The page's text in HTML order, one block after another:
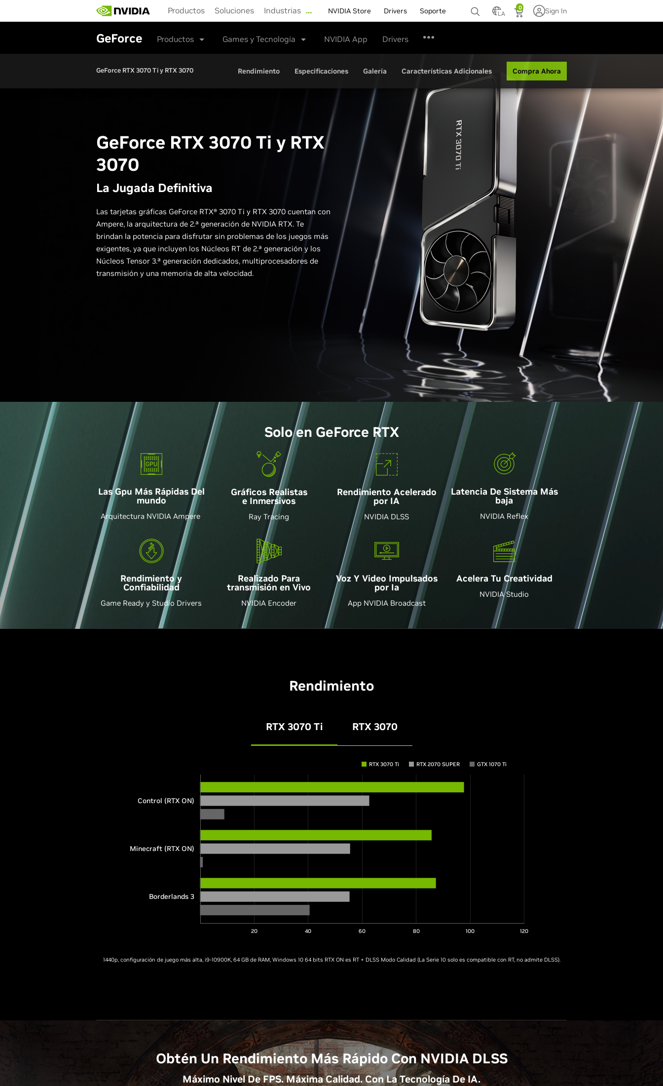
main
Productos Soluciones Industrias … NVIDIA Store Drivers Soporte LA
0 Sign In
GeForce Productos Games y Tecnología NVIDIA App Drivers
GeForce RTX 3070 Ti y RTX 3070 Rendimiento Especificaciones Galería Características Adicionales Compra Ahora
GeForce RTX 3070 Ti y RTX
3070
La Jugada Definitiva
Las tarjetas gráficas GeForce RTX® 3070 Ti y RTX 3070 cuentan con
Ampere, la arquitectura de 2.ª generación de NVIDIA RTX. Te
brindan la potencia para disfrutar sin problemas de los juegos más
exigentes, ya que incluyen los Núcleos RT de 2.ª generación y los
Núcleos Tensor 3.ª generación dedicados, multiprocesadores de
transmisión y una memoria de alta velocidad.
Solo en GeForce RTX
Las Gpu Más Rápidas Del
mundo
Arquitectura NVIDIA Ampere
Gráficos Realistas
e Inmersivos
Ray Tracing
Rendimiento Acelerado
por IA
NVIDIA DLSS
Latencia De Sistema Más
baja
NVIDIA Reflex
Rendimiento y
Confiabilidad
Game Ready y Studio Drivers
Realizado Para
transmisión en Vivo
NVIDIA Encoder
Voz Y Video Impulsados
por Ia
App NVIDIA Broadcast
Acelera Tu Creatividad
NVIDIA Studio
Rendimiento
RTX 3070 Ti RTX 3070
RTX 3070 Ti RTX 2070 SUPER GTX 1070 Ti
20 40 60 80 100 120
Control (RTX ON)
Minecraft (RTX ON)
Borderlands 3
1440p, configuración de juego más alta, i9-10900K, 64 GB de RAM, Windows 10 64 bits RTX ON es RT + DLSS Modo Calidad (La Serie 10 solo es compatible con RT, no admite DLSS).
Obtén Un Rendimiento Más Rápido Con NVIDIA DLSS
Máximo Nivel De FPS. Máxima Calidad. Con La Tecnología De IA.